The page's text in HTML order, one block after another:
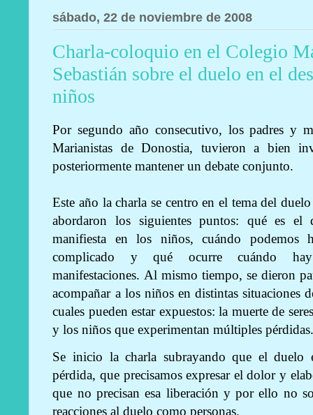
sábado, 22 de noviembre de 2008
Charla-coloquio en el Colegio
Sebastián sobre el duelo en el
niños
Por segundo año consecutivo, los padres y
Marianistas de Donostia, tuvieron a bien
posteriormente mantener un debate conjunto.
Este año la charla se centro en el tema del
abordaron los siguientes puntos: qué es el
manifiesta en los niños, cuándo podemos
complicado y qué ocurre cuándo
manifestaciones. Al mismo tiempo, se dieron
acompañar a los niños en distintas
cuales pueden estar expuestos: la muerte de
y los niños que experimentan múltiples
Se inicio la charla subrayando que el duelo
pérdida, que precisamos expresar el dolor y
que no precisan esa liberación y por ello no
reacciones al duelo como personas.